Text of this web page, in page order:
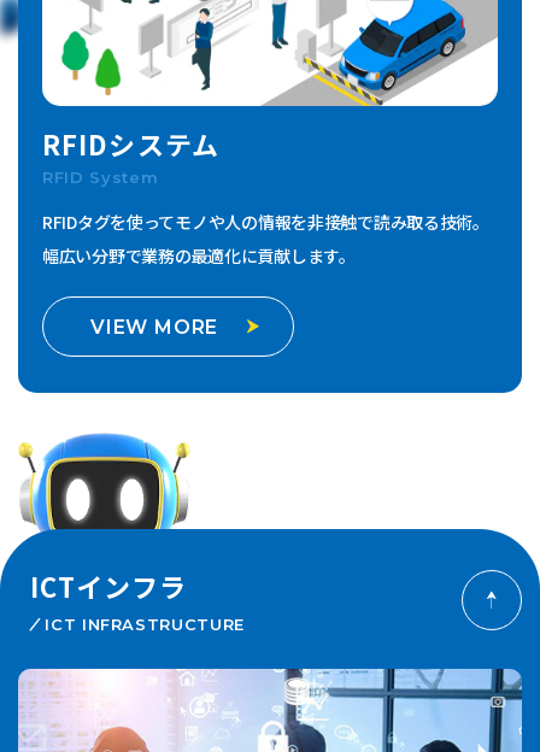
RFIDシステム
RFID System
RFIDタグを使ってモノや人の情報を非接触で読み取る技術。
幅広い分野で業務の最適化に貢献します。
VIEW MORE
ICTインフラ
ICT INFRASTRUCTURE